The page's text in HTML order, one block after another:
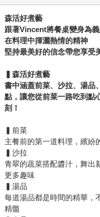
森活好煮藝
跟著Vincent將餐桌變身為
在料理中揮灑熱情的精神
堅持最美好的信念帶您享受
▍森活好煮藝
書中涵蓋前菜、沙拉、湯品
點，讓您從前菜一路吃到點
刻！
▍前菜
主餐前的第一道料理，繽紛
▍沙拉
青翠的蔬菜搭配醬汁，舞出
更多趣味
▍湯品
每道湯品都是時間的精華，
精髓